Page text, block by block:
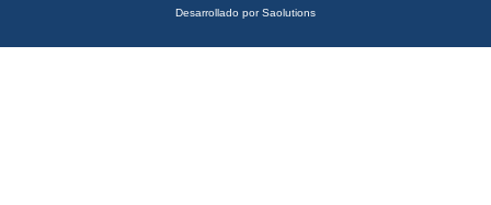
Desarrollado porSaolutions